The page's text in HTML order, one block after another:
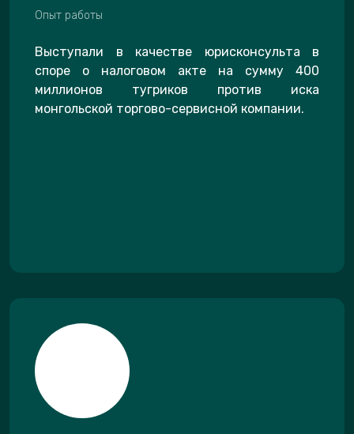
Опыт работы
Выступали в качестве юрисконсульта в
споре о налоговом акте на сумму 400
миллионов тугриков против иска
монгольской торгово-сервисной компании.